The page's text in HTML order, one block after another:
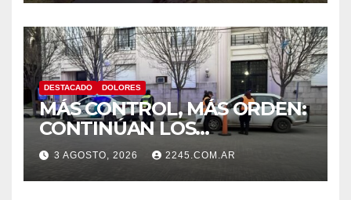
DESTACADO DOLORES
MÁS CONTROL, MÁS ORDEN:
CONTINÚAN LOS
OPERATIVOS PREVENTIVOS
DE TRÁNSITO EN DOLORES
3 AGOSTO, 2026 2245.COM.AR